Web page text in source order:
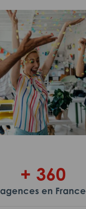
+ 360
agences en France